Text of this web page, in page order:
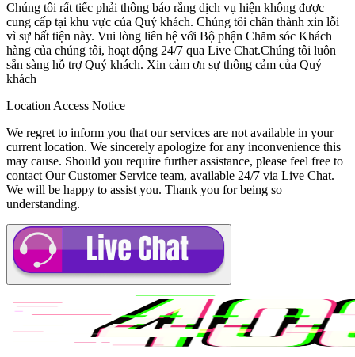
Chúng tôi rất tiếc phải thông báo rằng dịch vụ hiện không được
cung cấp tại khu vực của Quý khách. Chúng tôi chân thành xin lỗi
vì sự bất tiện này. Vui lòng liên hệ với Bộ phận Chăm sóc Khách
hàng của chúng tôi, hoạt động 24/7 qua Live Chat.Chúng tôi luôn
sẵn sàng hỗ trợ Quý khách. Xin cảm ơn sự thông cảm của Quý
khách
Location Access Notice
We regret to inform you that our services are not available in your
current location. We sincerely apologize for any inconvenience this
may cause. Should you require further assistance, please feel free to
contact Our Customer Service team, available 24/7 via Live Chat.
We will be happy to assist you. Thank you for being so
understanding.